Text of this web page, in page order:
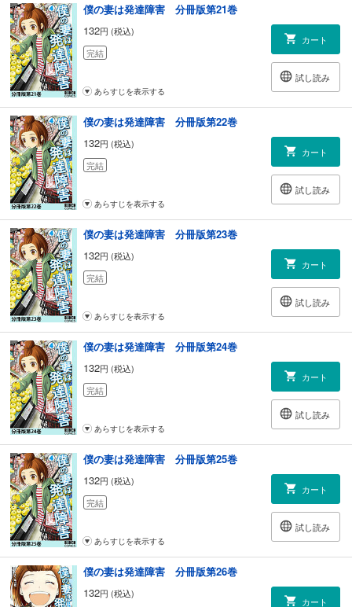
僕の妻は発達障害 分冊版第21巻
132円 (税込)
完結
カート
試し読み
あらすじを表示する
僕の妻は発達障害 分冊版第22巻
132円 (税込)
完結
カート
試し読み
あらすじを表示する
僕の妻は発達障害 分冊版第23巻
132円 (税込)
完結
カート
試し読み
あらすじを表示する
僕の妻は発達障害 分冊版第24巻
132円 (税込)
完結
カート
試し読み
あらすじを表示する
僕の妻は発達障害 分冊版第25巻
132円 (税込)
完結
カート
試し読み
あらすじを表示する
僕の妻は発達障害 分冊版第26巻
132円 (税込)
カート